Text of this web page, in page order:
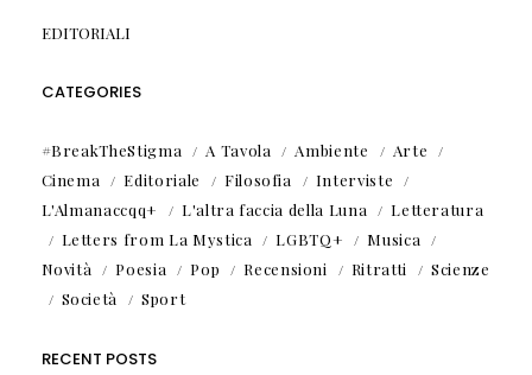
EDITORIALI
CATEGORIES
#BreakTheStigma A Tavola Ambiente
Arte
Cinema
Editoriale Filosofia
Interviste
L'Almanaccqq+
L'altra faccia della Luna
Letteratura
Letters from La Mystica
LGBTQ+
Musica
Novità
Poesia Pop Recensioni Ritratti
Scienze
Società
Sport
RECENT POSTS